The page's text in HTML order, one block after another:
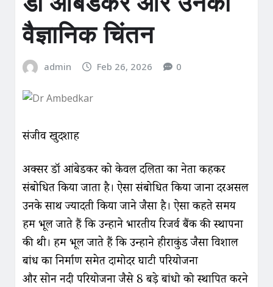
वैज्ञानिक चिंतन
admin Feb 26, 2026 0
संजीव खुदशाह
अक्सर डॉ आंबेडकर को केवल दलितों का नेता कहकर
संबोधित किया जाता है। ऐसा संबोधित किया जाना दरअसल
उनके साथ ज्यादती किया जाने जैसा है। ऐसा कहते समय
हम भूल जाते हैं कि उन्होंने भारतीय रिजर्व बैंक की स्थापना
की थी। हम भूल जाते हैं कि उन्होंने हीराकुंड जैसा विशाल
बांध का निर्माण समेत दामोदर घाटी परियोजना
और सोन नदी परियोजना जैसे 8 बड़े बांधो को स्थापित करने